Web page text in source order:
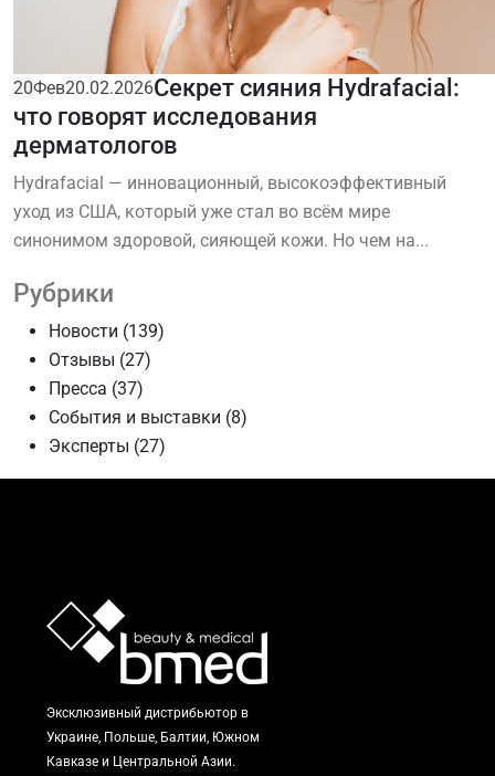
20Фев20.02.2026Секрет сияния Hydrafacial:
что говорят исследования
дерматологов
Hydrafacial — инновационный, высокоэффективный
уход из США, который уже стал во всём мире
синонимом здоровой, сияющей кожи. Но чем на...
Рубрики
Новости (139)
Отзывы (27)
Пресса (37)
События и выставки (8)
Эксперты (27)
Эксклюзивный дистрибьютор в
Украине, Польше, Балтии, Южном
Кавказе и Центральной Азии.